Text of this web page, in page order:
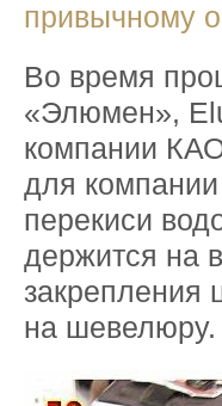
привычному
Во время
«Элюмен»,
компании
для
перекиси
держится на
закрепления
на шевелюру.